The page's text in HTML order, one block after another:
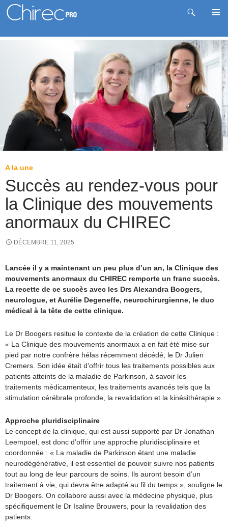
Recherche
A la une
Succès au rendez-vous pour
la Clinique des mouvements
anormaux du CHIREC
DÉCEMBRE 11, 2025
Lancée il y a maintenant un peu plus d’un an, la Clinique des
mouvements anormaux du CHIREC remporte un franc succès.
La recette de ce succès avec les Drs Alexandra Boogers,
neurologue, et Aurélie Degeneffe, neurochirurgienne, le duo
médical à la tête de cette clinique.
Le Dr Boogers resitue le contexte de la création de cette Clinique :
« La Clinique des mouvements anormaux a en fait été mise sur
pied par notre confrère hélas récemment décédé, le Dr Julien
Cremers. Son idée était d’offrir tous les traitements possibles aux
patients atteints de la maladie de Parkinson, à savoir les
traitements médicamenteux, les traitements avancés tels que la
stimulation cérébrale profonde, la revalidation et la kinésithérapie ».
Approche pluridisciplinaire
Le concept de la clinique, qui est aussi supporté par Dr Jonathan
Leempoel, est donc d’offrir une approche pluridisciplinaire et
coordonnée : « La maladie de Parkinson étant une maladie
neurodégénérative, il est essentiel de pouvoir suivre nos patients
tout au long de leur parcours de soins. Ils auront besoin d’un
traitement à vie, qui devra être adapté au fil du temps », souligne le
Dr Boogers. On collabore aussi avec la médecine physique, plus
spécifiquement le Dr Isaline Brouwers, pour la revalidation des
patients.